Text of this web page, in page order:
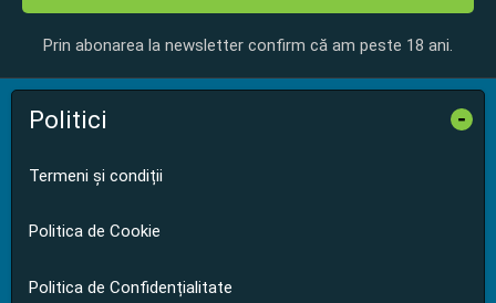
Prin abonarea la newsletter confirm că am peste 18 ani.
Politici -
Termeni și condiții
Politica de Cookie
Politica de Confidențialitate